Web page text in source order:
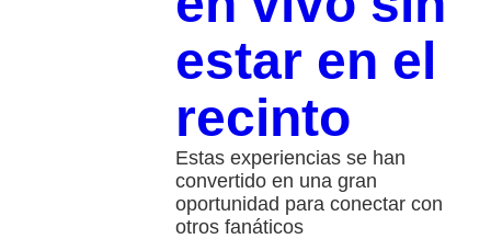
estar en el
recinto
Estas experiencias se han
convertido en una gran
oportunidad para conectar con
otros fanáticos